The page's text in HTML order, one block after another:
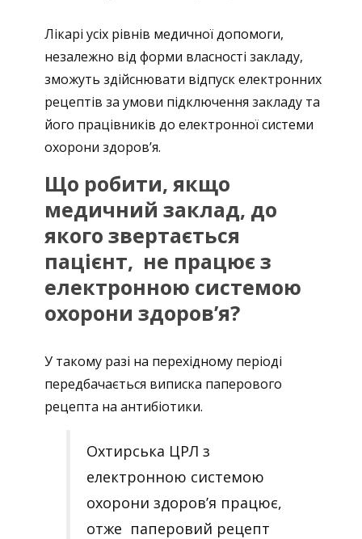
Лікарі усіх рівнів медичної допомоги,
незалежно від форми власності закладу,
зможуть здійснювати відпуск електронних
рецептів за умови підключення закладу та
його працівників до електронної системи
охорони здоровʼя.
Що робити, якщо
медичний заклад, до
якого звертається
пацієнт, не працює з
електронною системою
охорони здоровʼя?
У такому разі на перехідному періоді
передбачається виписка паперового
рецепта на антибіотики.
Охтирська ЦРЛ з
електронною системою
охорони здоров’я працює,
отже паперовий рецепт